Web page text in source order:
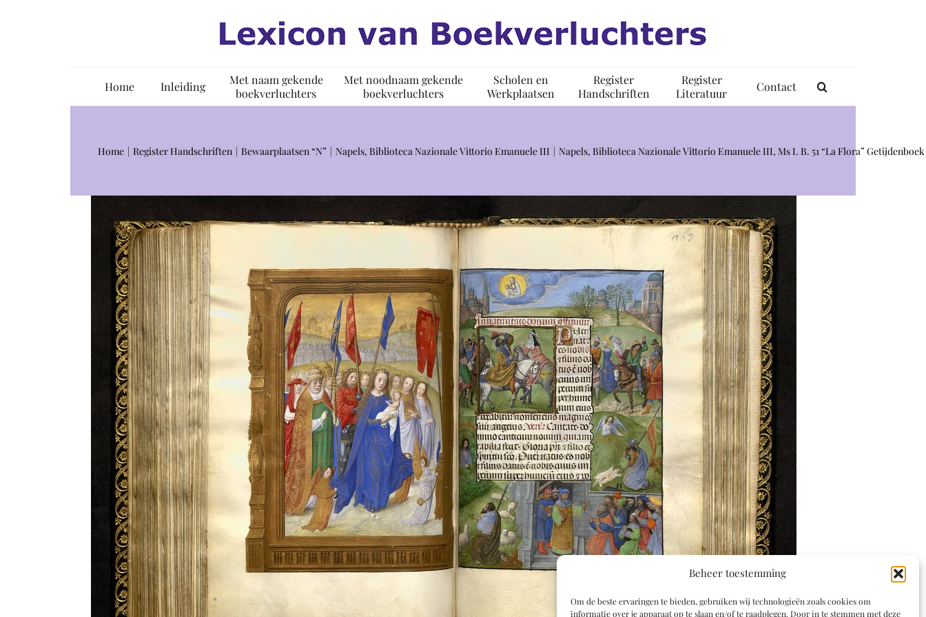
Beheer toestemming
Om de beste ervaringen te bieden, gebruiken wij technologieën zoals cookies om
informatie over je apparaat op te slaan en/of te raadplegen. Door in te stemmen met deze
Home Inleiding
Met naam gekende
boekverluchters
Met noodnaam gekende
boekverluchters
Scholen en
Werkplaatsen
Register
Handschriften
Register
Literatuur
Contact
Home Register Handschriften Bewaarplaatsen “N” Napels, Biblioteca Nazionale Vittorio Emanuele III Napels, Biblioteca Nazionale Vittorio Emanuele III, Ms I. B. 51 “La Flora” Getijdenboek